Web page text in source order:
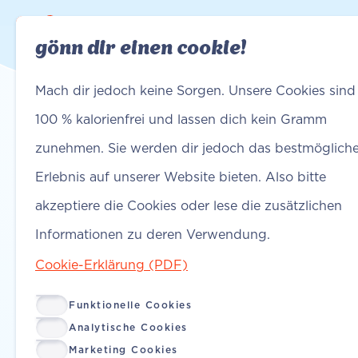
die
gönn dir einen cookie!
Mach dir jedoch keine Sorgen. Unsere Cookies sind
100 % kalorienfrei und lassen dich kein Gramm
zunehmen. Sie werden dir jedoch das
Erlebnis auf unserer Website bieten. Also bitte
akzeptiere die Cookies oder lese die zusätzlichen
Informationen zu deren Verwendung.
Cookie-Erklärung (PDF)
Funktionelle Cookies
Analytische Cookies
Marketing Cookies